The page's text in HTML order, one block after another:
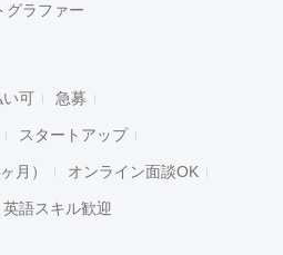
グラファー
い可 急募
スタートアップ
月） オンライン面談OK
英語スキル歓迎